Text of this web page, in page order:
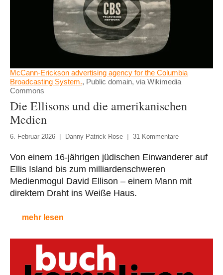
McCann-Erickson advertising agency for the Columbia
Broadcasting System., Public domain, via Wikimedia
Commons
Die Ellisons und die amerikanischen
Medien
6. Februar 2026 Danny Patrick Rose 31 Kommentare
Von einem 16-jährigen jüdischen Einwanderer auf
Ellis Island bis zum milliardenschweren
Medienmogul David Ellison – einem Mann mit
direktem Draht ins Weiße Haus.
mehr lesen